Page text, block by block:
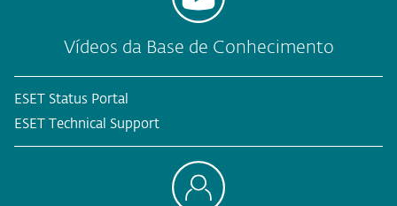
Vídeos da Base de Conhecimento
ESET Status Portal
ESET Technical Support